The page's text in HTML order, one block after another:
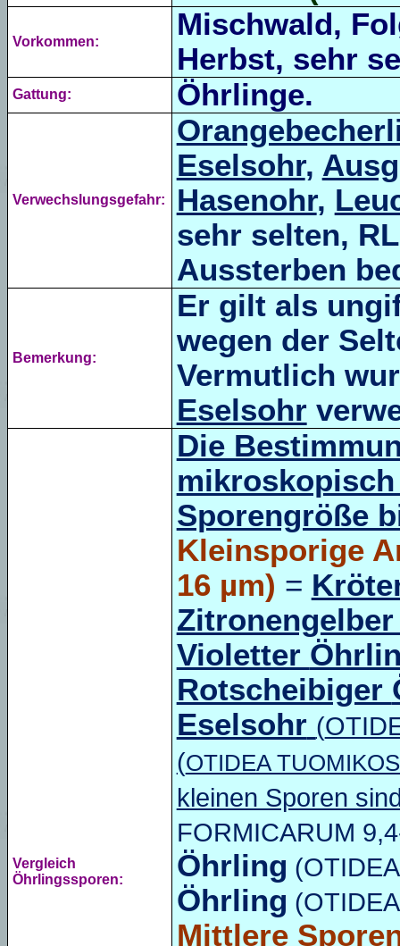
Vorkommen:
Mischwald,
Herbst, sehr
Gattung: Öhrlinge.
Verwechslungsgefahr:
Eselsohr,
Hasenohr,
sehr selten,
Aussterben
Bemerkung:
Er gilt als
wegen der
Vermutlich
Eselsohr
Vergleich
Öhrlingssporen:
Die
Sporengröße
Kleinsporige
16 µm) =
Violetter
Rotscheibiger
Eselsohr (
(OTIDEA
kleinen Sporen
FORMICARUM
Öhrling (OTIDEA
Öhrling (OTIDEA
Mittlere